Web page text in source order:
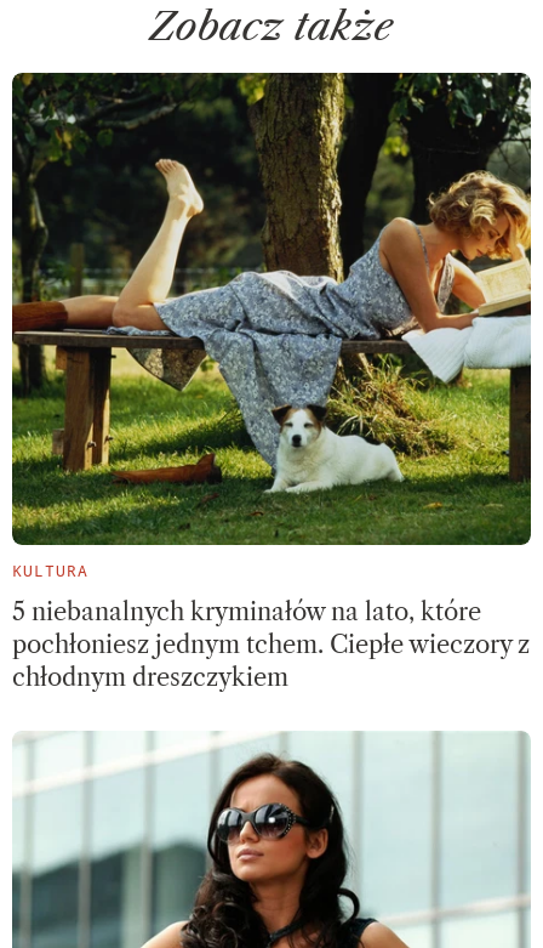
Zobacz także
KULTURA
5 niebanalnych kryminałów na lato, które
pochłoniesz jednym tchem. Ciepłe wieczory z
chłodnym dreszczykiem